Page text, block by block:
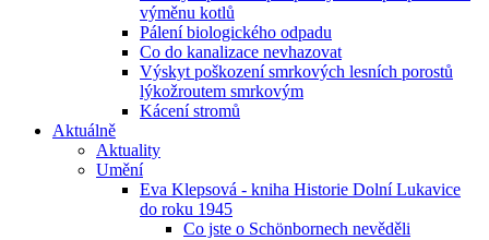
výměnu kotlů
Pálení biologického odpadu
Co do kanalizace nevhazovat
Výskyt poškození smrkových lesních porostů
lýkožroutem smrkovým
Kácení stromů
Aktuálně
Aktuality
Umění
Eva Klepsová - kniha Historie Dolní Lukavice
do roku 1945
Co jste o Schönbornech nevěděli